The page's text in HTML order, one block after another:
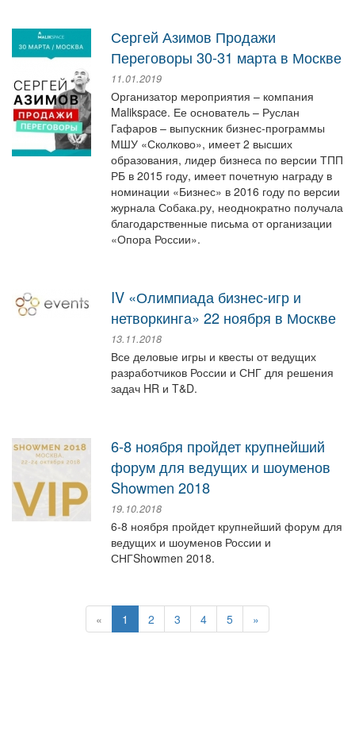
Сергей Азимов Продажи
Переговоры 30-31 марта в Москве
11.01.2019
Организатор мероприятия – компания
Malikspace. Ее основатель – Руслан
Гафаров – выпускник бизнес-программы
МШУ «Сколково», имеет 2 высших
образования, лидер бизнеса по версии ТПП
РБ в 2015 году, имеет почетную награду в
номинации «Бизнес» в 2016 году по версии
журнала Собака.ру, неоднократно получала
благодарственные письма от организации
«Опора России».
IV «Олимпиада бизнес-игр и
нетворкинга» 22 ноября в Москве
13.11.2018
Все деловые игры и квесты от ведущих
разработчиков России и СНГ для решения
задач HR и T&D.
6-8 ноября пройдет крупнейший
форум для ведущих и шоуменов
Showmen 2018
19.10.2018
6-8 ноября пройдет крупнейший форум для
ведущих и шоуменов России и
СНГShowmen 2018.
« 1 2 3 4 5 »